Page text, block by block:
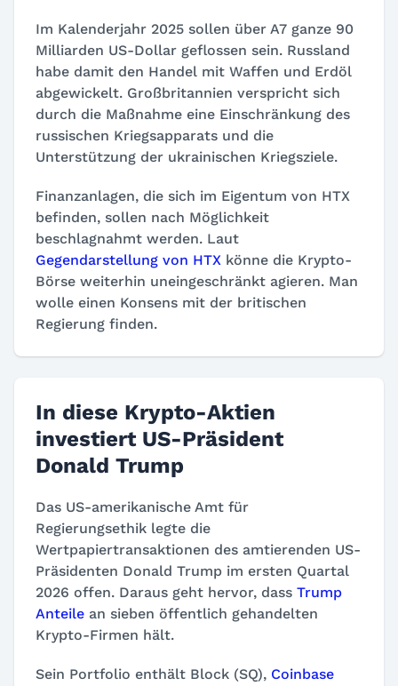
Im Kalenderjahr 2025 sollen über A7 ganze 90
Milliarden US-Dollar geflossen sein. Russland
habe damit den Handel mit Waffen und Erdöl
abgewickelt. Großbritannien verspricht sich
durch die Maßnahme eine Einschränkung des
russischen Kriegsapparats und die
Unterstützung der ukrainischen Kriegsziele.
Finanzanlagen, die sich im Eigentum von HTX
befinden, sollen nach Möglichkeit
beschlagnahmt werden. Laut
Gegendarstellung von HTX könne die Krypto-
Börse weiterhin uneingeschränkt agieren. Man
wolle einen Konsens mit der britischen
Regierung finden.
In diese Krypto-Aktien
investiert US-Präsident
Donald Trump
Das US-amerikanische Amt für
Regierungsethik legte die
Wertpapiertransaktionen des amtierenden US-
Präsidenten Donald Trump im ersten Quartal
2026 offen. Daraus geht hervor, dass Trump
Anteile an sieben öffentlich gehandelten
Krypto-Firmen hält.
Sein Portfolio enthält Block (SQ), Coinbase